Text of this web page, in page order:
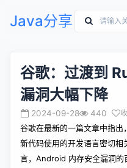
Java分享
谷歌：过渡到
漏洞大幅下降
2024-09-28 440
谷歌在最新的一篇文章中指出
新代码使用的开发语言密切
言，Android 内存安全漏洞